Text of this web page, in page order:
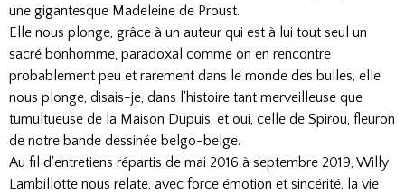
une gigantesque Madeleine de Proust.
Elle nous plonge, grâce à un auteur qui est à lui tout seul un
sacré bonhomme, paradoxal comme on en rencontre
probablement peu et rarement dans le monde des bulles, elle
nous plonge, disais-je, dans l'histoire tant merveilleuse que
tumultueuse de la Maison Dupuis, et oui, celle de Spirou, fleuron
de notre bande dessinée belgo-belge.
Au fil d'entretiens répartis de mai 2016 à septembre 2019, Willy
Lambillotte nous relate, avec force émotion et sincérité, la vie